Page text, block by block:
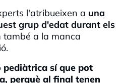
l'atribueixen a una
grup d'edat durant els
també a la manca
pediàtrica sí que pot
perquè al final tenen